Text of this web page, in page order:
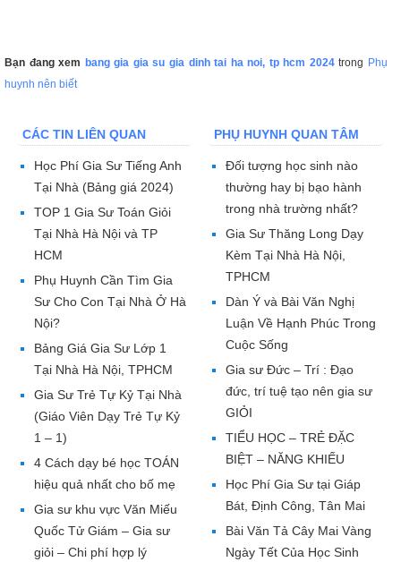
Bạn đang xem bang gia gia su gia dinh tai ha noi, tp hcm 2024trong Phụ
huynh nên biết
CÁC TIN LIÊN QUAN
Học Phí Gia Sư Tiếng Anh
Tại Nhà (Bảng giá 2024)
TOP 1 Gia Sư Toán Giỏi
Tại Nhà Hà Nội và TP
HCM
Phụ Huynh Cần Tìm Gia
Sư Cho Con Tại Nhà Ở Hà
Nội?
Bảng Giá Gia Sư Lớp 1
Tại Nhà Hà Nội, TPHCM
Gia Sư Trẻ Tự Kỷ Tại Nhà
(Giáo Viên Dạy Trẻ Tự Kỷ
1 – 1)
4 Cách dạy bé học TOÁN
hiệu quả nhất cho bố mẹ
Gia sư khu vực Văn Miếu
Quốc Tử Giám – Gia sư
giỏi – Chi phí hợp lý
PHỤ HUYNH QUAN TÂM
Đối tượng học sinh nào
thường hay bị bạo hành
trong nhà trường nhất?
Gia Sư Thăng Long Dạy
Kèm Tại Nhà Hà Nội,
TPHCM
Dàn Ý và Bài Văn Nghị
Luận Về Hạnh Phúc Trong
Cuộc Sống
Gia sư Đức – Trí : Đạo
đức, trí tuệ tạo nên gia sư
GIỎI
TIỂU HỌC – TRẺ ĐẶC
BIỆT – NĂNG KHIẾU
Học Phí Gia Sư tại Giáp
Bát, Định Công, Tân Mai
Bài Văn Tả Cây Mai Vàng
Ngày Tết Của Học Sinh